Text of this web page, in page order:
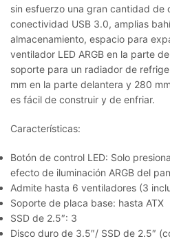
sin esfuerzo una gran cantidad de
conectividad USB 3.0, amplias
almacenamiento, espacio para
ventilador LED ARGB en la parte
soporte para un radiador de
mm en la parte delantera y 280
es fácil de construir y de enfriar.
Características:
Botón de control LED: Solo
efecto de iluminación ARGB del
Admite hasta 6 ventiladores (3
Soporte de placa base: hasta ATX
SSD de 2.5″: 3
Disco duro de 3.5″/ SSD de 2.5″